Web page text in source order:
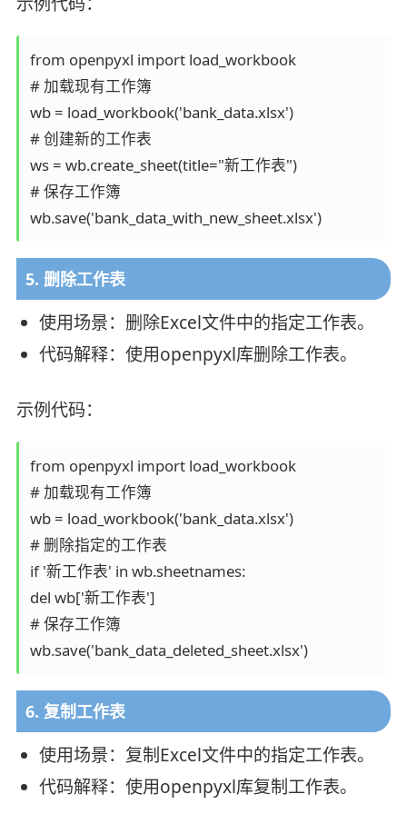
from openpyxl import load_workbook
# 加载现有工作簿
wb = load_workbook('bank_data.xlsx')
# 创建新的工作表
ws = wb.create_sheet(title="新工作表")
# 保存工作簿
wb.save('bank_data_with_new_sheet.xlsx')
5. 删除工作表
使用场景：删除Excel文件中的指定工作表。
代码解释：使用openpyxl库删除工作表。
示例代码：
from openpyxl import load_workbook
# 加载现有工作簿
wb = load_workbook('bank_data.xlsx')
# 删除指定的工作表
if '新工作表' in wb.sheetnames:
del wb['新工作表']
# 保存工作簿
wb.save('bank_data_deleted_sheet.xlsx')
6. 复制工作表
使用场景：复制Excel文件中的指定工作表。
代码解释：使用openpyxl库复制工作表。